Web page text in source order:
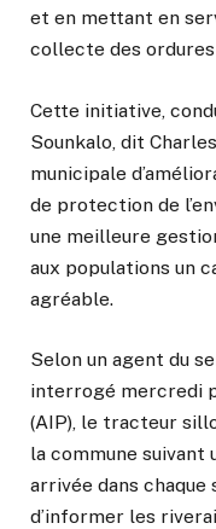
et en mettant en
collecte des
Cette initiative,
Sounkalo, dit
municipale
de protection de
une meilleure
aux populations un
agréable.
Selon un agent du
interrogé mercredi
(AIP), le tracteur
la commune
arrivée dans
d’informer les